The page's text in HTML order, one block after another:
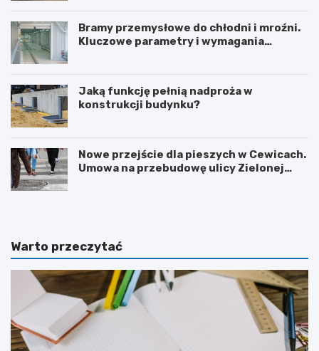
Bramy przemysłowe do chłodni i mroźni.
Kluczowe parametry i wymagania
Jaką funkcję pełnią nadproża w
konstrukcji budynku?
Nowe przejście dla pieszych w Cewicach.
Umowa na przebudowę ulicy Zielonej
Warto przeczytać